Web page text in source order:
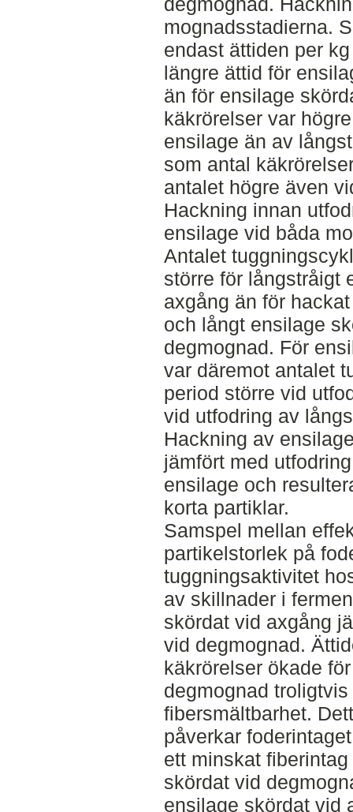
mognadsstadierna.
endast ättiden per
längre ättid för
än för ensilage
käkrörelser var
ensilage än av
som antal
antalet högre även
Hackning innan
ensilage vid båda
Antalet
större för långstråigt
axgång än för
och långt ensilage
degmognad. För
var däremot antalet
period större vid
vid utfodring av
Hackning av
jämfört med
ensilage och
korta partiklar.
Samspel mellan
partikelstorlek på
tuggningsaktivitet
av skillnader i
skördat vid axgång
vid degmognad.
käkrörelser ökade
degmognad
fibersmältbarhet.
påverkar
ett minskat
skördat vid
ensilage skördat vid